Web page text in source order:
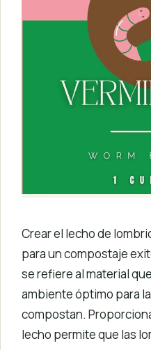
Crear el lecho de
para un compostaje
se refiere al material
ambiente óptimo para
compostan.
lecho permite que las